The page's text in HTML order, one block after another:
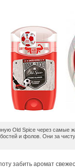
Old Spice через самые
и фолов. Они за
забить аромат